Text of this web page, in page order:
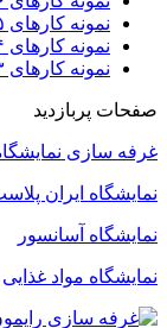
نمونه کارهای ۱۳۹۵
نمونه کارهای ۱۳۹۴
نمونه کارهای ۱۳۹۳
صفحات پربازدید
غرفه سازی
نمایشگاه ایران
نمایشگاه آسانسور
نمایشگاه مواد غذایی